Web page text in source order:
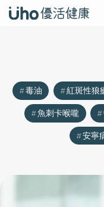
毒油 紅斑性狼
魚刺卡喉嚨
安寧